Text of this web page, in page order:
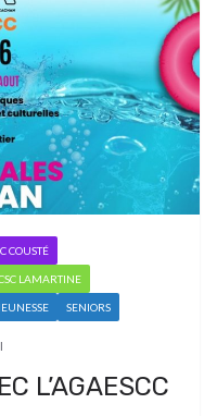
COUSTÉ
LAMARTINE
SENIORS
L’AGAESCC